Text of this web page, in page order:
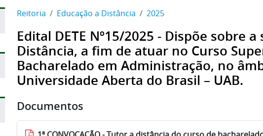
Reitoria Educação a Distância 2025
Edital DETE Nº15/2025 - Dispõe sobre
Distância, a fim de atuar no Curso
Bacharelado em Administração, no
Universidade Aberta do Brasil – UAB.
Documentos